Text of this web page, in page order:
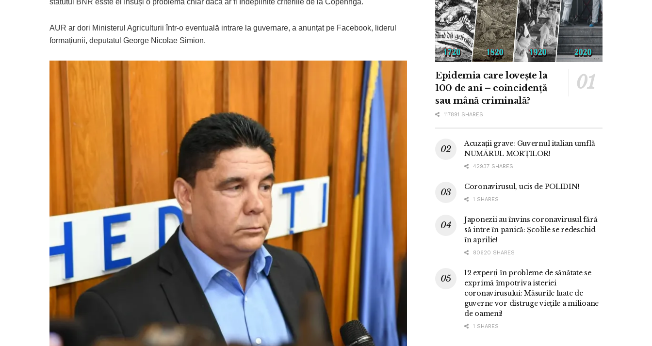
AUR ar dori Ministerul Agriculturii într-o eventuală intrare la guvernare, a anunțat pe Facebook, liderul
formațiunii, deputatul George Nicolae Simion.
Epidemia care lovește la
100 de ani – coincidență
sau mână criminală?
117891 SHARES
Acuzații grave: Guvernul italian umflă
NUMĂRUL MORȚILOR!
42937 SHARES
Coronavirusul, ucis de POLIDIN!
1 SHARES
Japonezii au învins coronavirusul fără
să intre în panică: Școlile se redeschid
în aprilie!
80620 SHARES
12 experți în probleme de sănătate se
exprimă împotriva isteriei
coronavirusului: Măsurile luate de
guverne vor distruge viețile a milioane
de oameni!
1 SHARES